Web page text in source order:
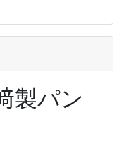
製パン